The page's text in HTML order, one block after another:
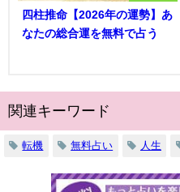
四柱推命【2026年の運勢】あ
なたの総合運を無料で占う
関連キーワード
転機 無料占い 人生